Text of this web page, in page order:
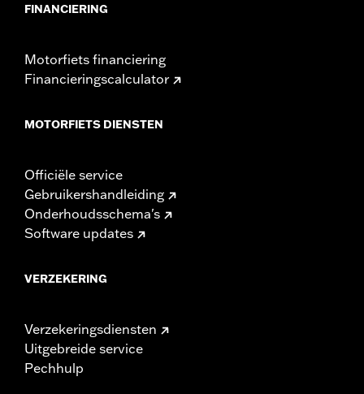
FINANCIERING
Motorfiets financiering
Financieringscalculator
MOTORFIETS DIENSTEN
Officiële service
Gebruikershandleiding
Onderhoudsschema's
Software updates
VERZEKERING
Verzekeringsdiensten
Uitgebreide service
Pechhulp